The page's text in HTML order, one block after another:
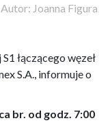
Autor: Joanna Figura
łączącego węzeł
S.A., informuje o
br. od godz. 7:00